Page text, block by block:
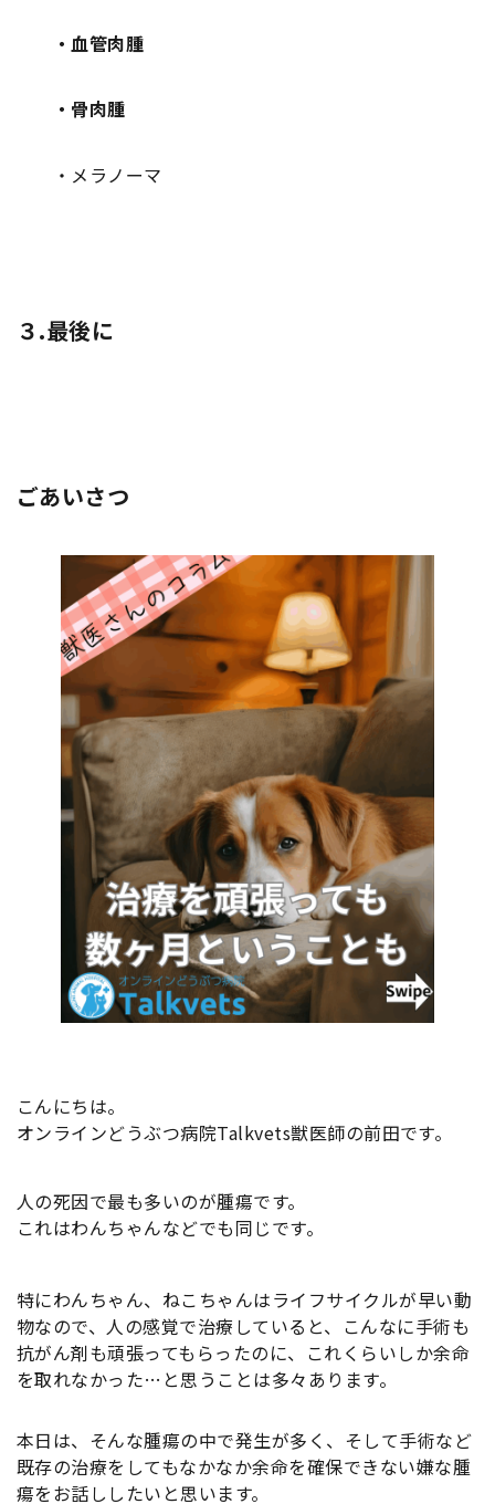
・血管肉腫
・ 骨肉腫
・ メラノーマ
３.最後に
ごあいさつ
こんにちは。
オンラインどうぶつ病院Talkvets獣医師の前田です。
人の死因で最も多いのが腫瘍です。
これはわんちゃんなどでも同じです。
特にわんちゃん、ねこちゃんはライフサイクルが早い動
物なので、人の感覚で治療していると、こんなに手術も
抗がん剤も頑張ってもらったのに、これくらいしか余命
を取れなかった…と思うことは多々あります。
本日は、そんな腫瘍の中で発生が多く、そして手術など
既存の治療をしてもなかなか余命を確保できない嫌な腫
瘍をお話ししたいと思います。